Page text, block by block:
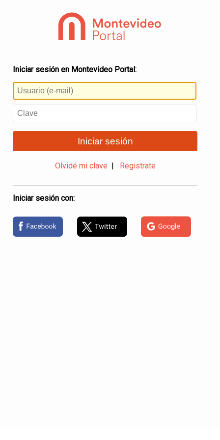
Iniciar sesión en Montevideo Portal:
Iniciar sesión
Olvidé mi clave Registrate
Iniciar sesión con: